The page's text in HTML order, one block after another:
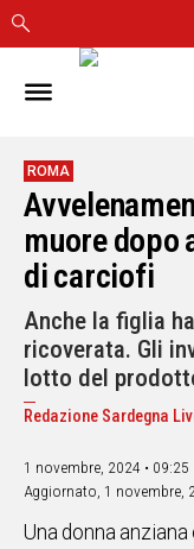
IN
CAGLIARI
SASSARI
NUORO
ORISTANO
SULCIS
GALLURA
OGLIASTRA
MEDIO
CAMPIDANO
ALTRE
NOTIZIE
POLITICA
ROMA
muore dopo
di carciofi
Anche la figlia
ricoverata. Gli
lotto del
Redazione Sardegna
1 novembre, 2024 • 09:25
Aggiornato, 1 novembre,
Una donna